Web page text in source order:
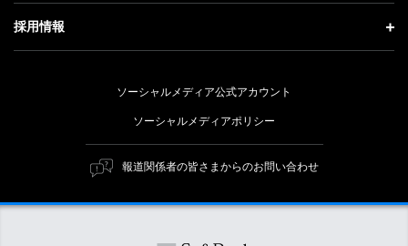
ガバナンス
人材戦略
経営方針
個人投資家の皆さまへ
株式と社債について
サステナビリティ トップ
トップメッセージ
ESG方針・体制
マテリアリティ（重要課題）
ESGの主な取り組み
採用情報
キャリア採用
障がい者採用
ソーシャルメディア公式アカウント
ソーシャルメディアポリシー
報道関係者の皆さまからのお問い合わせ